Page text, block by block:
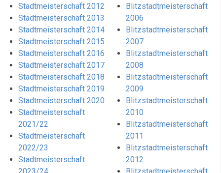
Stadtmeisterschaft 2012
Stadtmeisterschaft 2013
Stadtmeisterschaft 2014
Stadtmeisterschaft 2015
Stadtmeisterschaft 2016
Stadtmeisterschaft 2017
Stadtmeisterschaft 2018
Stadtmeisterschaft 2019
Stadtmeisterschaft 2020
Stadtmeisterschaft
2021/22
Stadtmeisterschaft
2022/23
Stadtmeisterschaft
Blitzstadtmeisterschaft
2006
Blitzstadtmeisterschaft
2007
Blitzstadtmeisterschaft
2008
Blitzstadtmeisterschaft
2009
Blitzstadtmeisterschaft
2010
Blitzstadtmeisterschaft
2011
Blitzstadtmeisterschaft
2012